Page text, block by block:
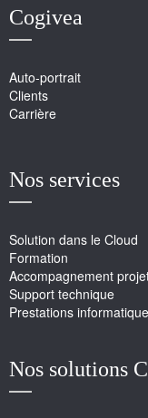
Cogivea
Auto-portrait
Clients
Carrière
Nos services
Solution dans le Cloud
Formation
Accompagnement
Support technique
Prestations informatique
Nos solutions